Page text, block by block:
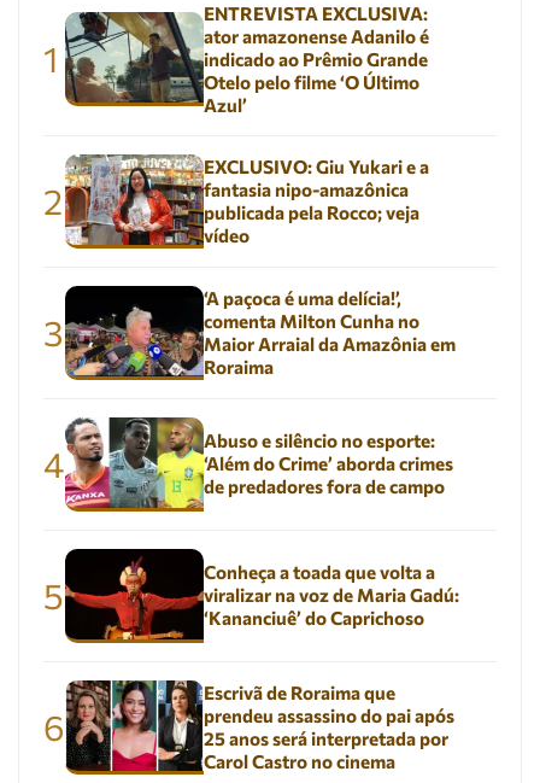
1
ENTREVISTA EXCLUSIVA:
ator amazonense Adanilo é
indicado ao Prêmio Grande
Otelo pelo filme ‘O Último
Azul’
2
EXCLUSIVO: Giu Yukari e a
fantasia nipo-amazônica
publicada pela Rocco; veja
vídeo
3
‘A paçoca é uma delícia!’,
comenta Milton Cunha no
Maior Arraial da Amazônia em
Roraima
4
Abuso e silêncio no esporte:
‘Além do Crime’ aborda crimes
de predadores fora de campo
5
Conheça a toada que volta a
viralizar na voz de Maria Gadú:
‘Kananciuê’ do Caprichoso
6
Escrivã de Roraima que
prendeu assassino do pai após
25 anos será interpretada por
Carol Castro no cinema